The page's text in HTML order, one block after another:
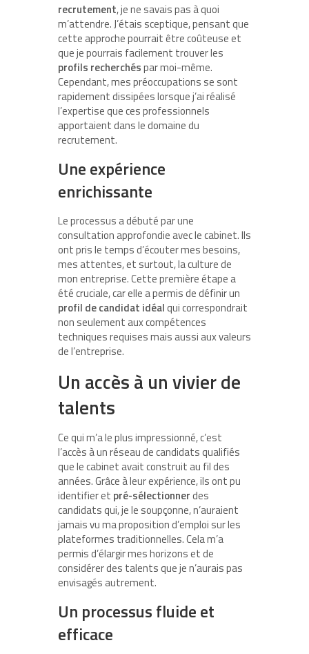
recrutement, je ne savais pas à quoi
m’attendre. J’étais sceptique, pensant que
cette approche pourrait être coûteuse et
que je pourrais facilement trouver les
profils recherchéspar moi-même.
Cependant, mes préoccupations se sont
rapidement dissipées lorsque j’ai réalisé
l’expertise que ces professionnels
apportaient dans le domaine du
recrutement.
Une expérience
enrichissante
Le processus a débuté par une
consultation approfondie avec le cabinet. Ils
ont pris le temps d’écouter mes besoins,
mes attentes, et surtout, la culture de
mon entreprise. Cette première étape a
été cruciale, car elle a permis de définir un
profil de candidat idéalqui correspondrait
non seulement aux compétences
techniques requises mais aussi aux valeurs
de l’entreprise.
Un accès à un vivier de
talents
Ce qui m’a le plus impressionné, c’est
l’accès à un réseau de candidats qualifiés
que le cabinet avait construit au fil des
années. Grâce à leur expérience, ils ont pu
identifier et pré-sélectionnerdes
candidats qui, je le soupçonne, n’auraient
jamais vu ma proposition d’emploi sur les
plateformes traditionnelles. Cela m’a
permis d’élargir mes horizons et de
considérer des talents que je n’aurais pas
envisagés autrement.
Un processus fluide et
efficace